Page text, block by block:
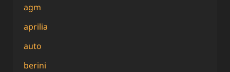
agm
aprilia
auto
berini